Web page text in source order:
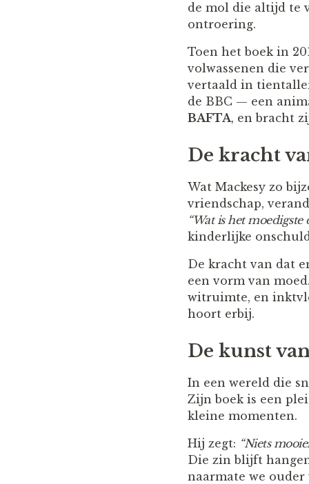
de mol die altijd te
ontroering.
Toen het boek in
volwassenen die
vertaald in
de BBC — een
BAFTA, en bracht
De kracht
Wat Mackesy zo
vriendschap,
“Wat is het moedigste
kinderlijke
De kracht van dat
een vorm van
witruimte, en
hoort erbij.
De kunst
In een wereld die
Zijn boek is een
kleine momenten.
Hij zegt: “Niets
Die zin blijft
naarmate we